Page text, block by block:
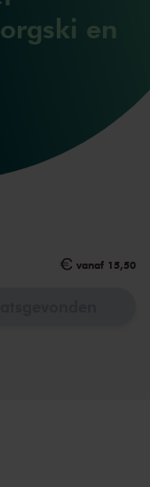
en
vanaf 15,50